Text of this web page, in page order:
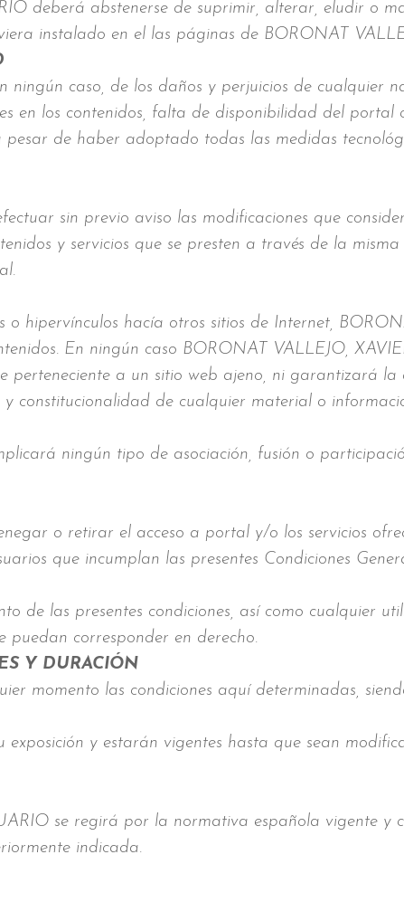
deberá abstenerse de suprimir, alterar, eludir o
instalado en el las páginas de BORONAT
ningún caso, de los daños y perjuicios de cualquier
en los contenidos, falta de disponibilidad del portal
pesar de haber adoptado todas las medidas
sin previo aviso las modificaciones que
y servicios que se presten a través de la
o hipervínculos hacía otros sitios de Internet,
En ningún caso BORONAT VALLEJO,
a un sitio web ajeno, ni garantizará la
constitucionalidad de cualquier material o
ningún tipo de asociación, fusión o
o retirar el acceso a portal y/o los servicios
que incumplan las presentes Condiciones
de las presentes condiciones, así como cualquier
puedan corresponder en derecho.
Y DURACIÓN
momento las condiciones aquí determinadas,
y estarán vigentes hasta que sean
se regirá por la normativa española vigente y
indicada.